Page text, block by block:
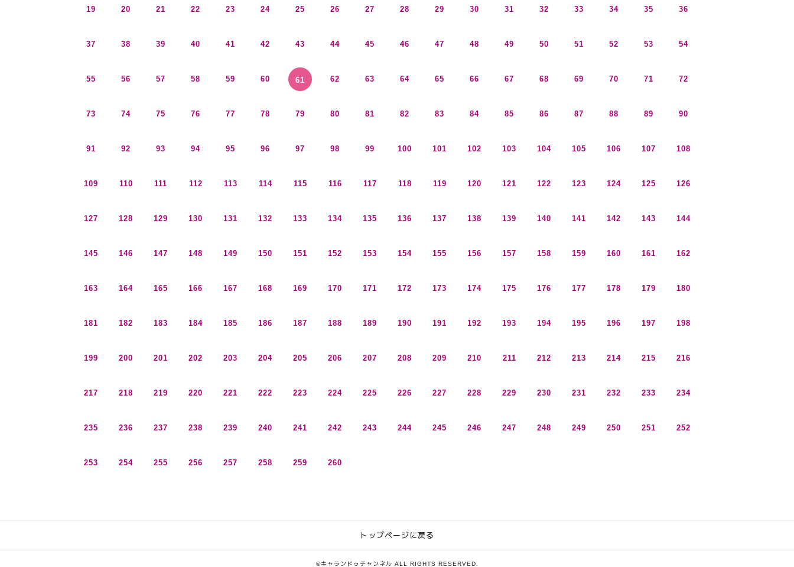
19 20 21 22 23 24 25 26 27 28 29 30 31 32 33 34 35 36
37 38 39 40 41 42 43 44 45 46 47 48 49 50 51 52 53 54
55 56 57 58 59 60 61 62 63 64 65 66 67 68 69 70 71 72
73 74 75 76 77 78 79 80 81 82 83 84 85 86 87 88 89 90
91 92 93 94 95 96 97 98 99 100 101 102 103 104 105 106 107 108
109 110 111 112 113 114 115 116 117 118 119 120 121 122 123 124 125 126
127 128 129 130 131 132 133 134 135 136 137 138 139 140 141 142 143 144
145 146 147 148 149 150 151 152 153 154 155 156 157 158 159 160 161 162
163 164 165 166 167 168 169 170 171 172 173 174 175 176 177 178 179 180
181 182 183 184 185 186 187 188 189 190 191 192 193 194 195 196 197 198
199 200 201 202 203 204 205 206 207 208 209 210 211 212 213 214 215 216
217 218 219 220 221 222 223 224 225 226 227 228 229 230 231 232 233 234
235 236 237 238 239 240 241 242 243 244 245 246 247 248 249 250 251 252
253 254 255 256 257 258 259 260
トップページに戻る
©キャランドゥチャンネル ALL RIGHTS RESERVED.